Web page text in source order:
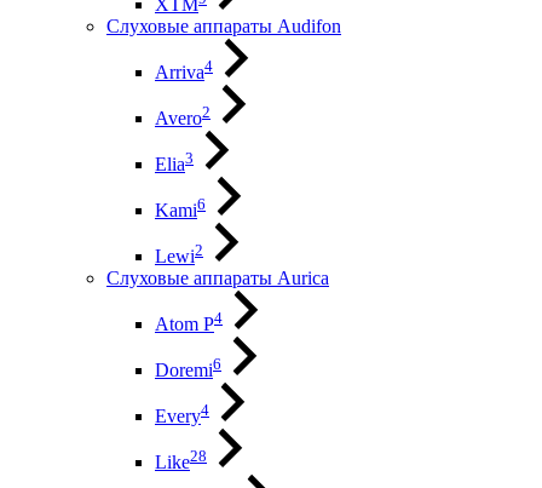
XTM
Слуховые аппараты Audifon
Arriva4
Avero2
Elia3
Kami6
Lewi2
Слуховые аппараты Aurica
Atom P4
Doremi6
Every4
Like28